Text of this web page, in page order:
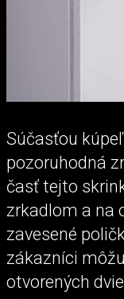
Súčasťou
pozoruhodná
časť tejto
zrkadlom a na
zavesené
zákazníci
otvorených